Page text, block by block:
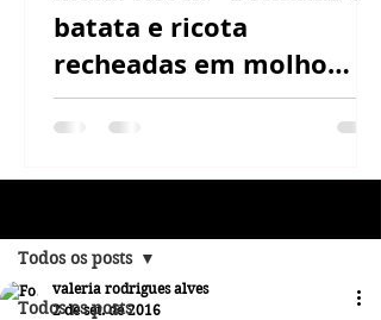
batata e ricota
recheadas em molho
cremoso de castanha de
caju
Todos os posts
Todos os posts
valeria rodrigues alves
2 de set. de 2016